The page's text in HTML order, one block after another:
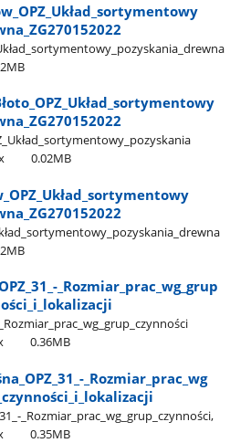
0.02MB
​_Rozmiar​_prac​_wg​_grup​
0.36MB
​_Rozmiar​_prac​_wg​
​_Rozmiar​_prac​_wg​_grup​_czynności,​
0.35MB